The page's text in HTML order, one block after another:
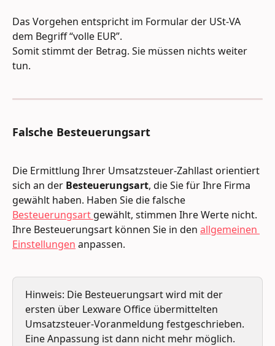
Das Vorgehen entspricht im Formular der USt-VA
dem Begriff “volle EUR”.
Somit stimmt der Betrag. Sie müssen nichts weiter
tun.
Falsche Besteuerungsart
Die Ermittlung Ihrer Umsatzsteuer-Zahllast orientiert
sich an der Besteuerungsart, die Sie für Ihre Firma
gewählt haben. Haben Sie die falsche
Besteuerungsart gewählt, stimmen Ihre Werte nicht.
Ihre Besteuerungsart können Sie in den allgemeinen
Einstellungen anpassen.
Hinweis: Die Besteuerungsart wird mit der
ersten über Lexware Office übermittelten
Umsatzsteuer-Voranmeldung festgeschrieben.
Eine Anpassung ist dann nicht mehr möglich.